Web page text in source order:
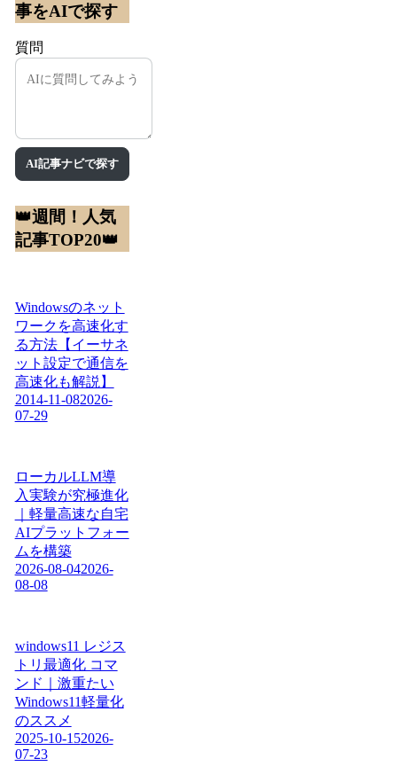
事をAIで探す
質問
AI記事ナビで探す
👑週間！人気
記事TOP20👑
Windowsのネット
ワークを高速化す
る方法【イーサネ
ット設定で通信を
高速化も解説】
2014-11-082026-
07-29
ローカルLLM導
入実験が究極進化
｜軽量高速な自宅
AIプラットフォー
ムを構築
2026-08-042026-
08-08
windows11 レジス
トリ最適化 コマ
ンド｜激重たい
Windows11軽量化
のススメ
2025-10-152026-
07-23